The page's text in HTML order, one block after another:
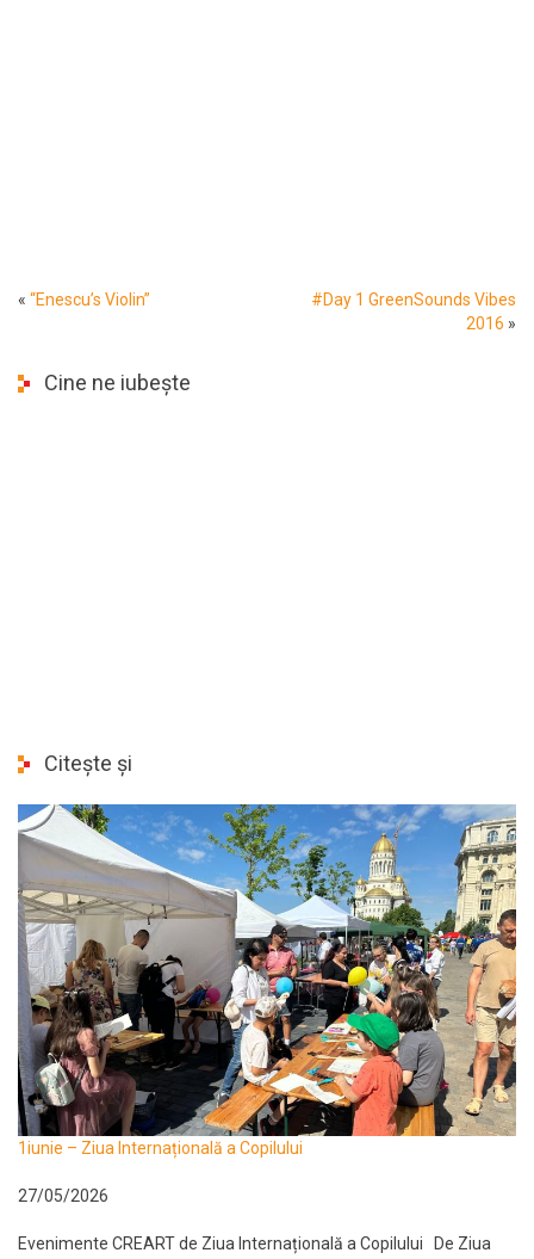
« “Enescu’s Violin”
#Day 1 GreenSounds Vibes
2016 »
Cine ne iubește
Citește și
1iunie – Ziua Internațională a Copilului
27/05/2026
Evenimente CREART de Ziua Internațională a Copilului De Ziua